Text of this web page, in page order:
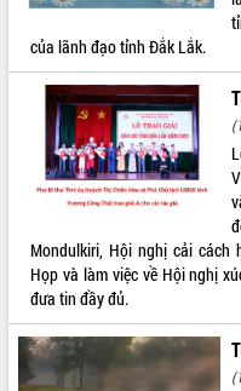
QUY HOẠCH - KẾ HOẠCH
của lãnh đạo tỉnh Đắk Lắk.
Mondulkiri, Hội nghị cải
Họp và làm việc về Hội nghị
đưa tin đầy đủ.